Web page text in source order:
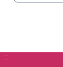
:::